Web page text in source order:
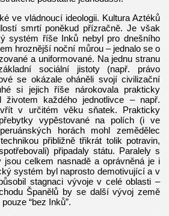
ve vládnoucí ideologii. Kultura Aztéků
smrtí poněkud přízračně. Je však
systém říše Inků nebyl pro dnešního
hroznější noční můrou – jednalo se o
a uniformované. Na jednu stranu
sociální jistoty (např. právo
se okázale oháněli svojí civilizační
si jejich říše nárokovala prakticky
životem každého jednotlivce – např.
v určitém věku sňatek. Prakticky
vypěstované na polích (i ve
horách mohl zemědělec
přibližně třikrát tolik potravin,
připadaly státu. Paralely s
jsou celkem nasnadě a oprávněná je i
systém byl naprosto demotivující a v
stagnaci vývoje v celé oblasti –
Španělů by se další vývoj země
“bez Inků”.